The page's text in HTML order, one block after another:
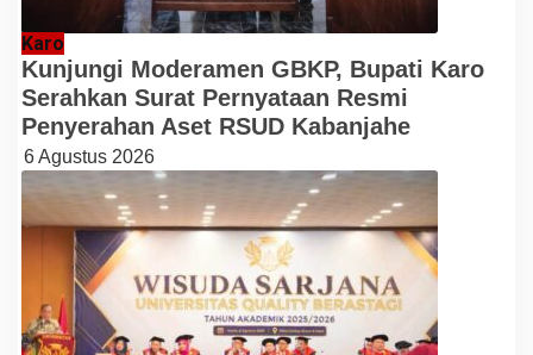
Karo
Kunjungi Moderamen GBKP, Bupati Karo
Serahkan Surat Pernyataan Resmi
Penyerahan Aset RSUD Kabanjahe
6 Agustus 2026